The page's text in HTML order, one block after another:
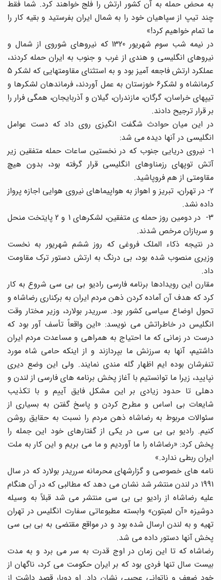
به محض حمله به آن کشور ارتش را فلج خواهند کرد. شما فقط
چند تیپ از سپاهیان خود را به شمال ایران بفرستید و بقیه کار را
ما تمام خواهیم کرد!»
در نیمه شب سوم شهریور 1320 که نیروهای شوروی از شمال و
نیروهای انگلیسی و هندی از غرب و جنوب به ایران حمله کردند،
عملکرد ارتش فاجعه آمیز بود و به استثنای مقاومتهایی که لشکر 5
کرمانشاه و لشکر6 خوزستان به عمل آوردند، فرماندهان لشکرها و
تیپهای خراسان، گرگان، مازندران، گیلان و آذربایجان، همگی فرار را
بر قرار ترجیح دادند.
در این میان حوادث شگفت انگیزی روی داد که دست عوامل
انگلیسی در آنها دیده می شد:
1- نیروی دریایی جنوب که در نخستین ساعات حمله متفقین زیر
آتش توپهای رزمناوهای انگلیسی قرار گرفته بود، بدون هیچ
مقاومتی از هم فروپاشید.
2- در تهران، تبریز و اهواز به هواپیماهای نیروی هوایی اجازه پرواز
داده نشد.
3- در دومین روز حمله ی متفقین، لشکرهای 1 و 2 پایتخت منحل
و سربازان مرخص شدند.
در نتیجه ذکاء الملک فروغی که روز ششم شهریور به نخست
وزیری منصوب شده بود، بی درنگ به ارتش دستور ترک مقاومت
داد.
مقارن این رویدادها برنامه فارسی رادیو بی بی سی شروع به کار
کرد که هدف آن آماده کردن ذهن مردم ایران به برکناری رضاشاه و
تحول اوضاع سیاسی کشور بود. سرریدر بولارد، وزیر مختار وقت
انگلیس در خاطراتش می نویسد: «این واقعاً تأسف آور بود که
درست در زمانی که ما احتیاج به همراهی و مساعدت مردم ایران
داشتیم، آنها به سرزنش ما بپردازند و از اینکه حامی شاه مورد
تنفرشان بوده ایم اظهار گله مندی نمایند. ولی این وضع دیری
نپایید، زیرا ما توانستیم با آغاز پخش برنامه های فارسی از لندن و
دهلی تا حدود زیادی بر این مشکل فایق آییم و با تکذیب
شایعات بی اساس و مطرح کردن و پاسخ گفتن به بسیاری از
سئوالات مربوط به رضاشاه ذهن مردم را نسبت به حقایق روشن
کنیم. رادیو بی بی سی در یکی از گفتارهای خود این جمله را
پخش کرد: «رضاشاه را ما آوردیم و ما می بریم و این کار به ملت
ایران ربطی ندارد.»
نامه های خصوصی و گزارشهای محرمانه سرریدر بولارد که در سال
1991 در لندن منتشر شد نشان می دهد که مطالبی که در آن هنگام
علیه رضاشاه از رادیو بی بی سی منتشر می شد قبلاً به وسیله
دوشیزه «آن لمبتون» وابسته مطبوعاتی سفارت انگلیس در تهران
تهیه و به لندن ارسال شده بود و در مواقع مقتضی به بی بی سی
پخش آنها دستور داده می شد.
رضاشاه که تا این زمان در اوج قدرت به سر می برد و به مدت
بیست سال تنها فردی بود که بر ایران حکومت می کرد، ناگهان از